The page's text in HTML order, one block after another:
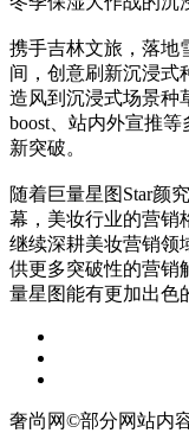
携手吉林文旅，落地
间，创意刷新沉浸式
造风到沉浸式场景种
boost、站内外宣推
新突破。
随着巨量星图Star颜
幕，美妆行业的营销
继续深耕美妆营销领
供更多突破性的营销
量星图能有更加出色
奢尚网©部分网站内